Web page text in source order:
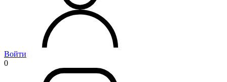
Войти
0